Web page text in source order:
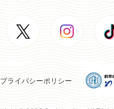
プライバシーポリシー